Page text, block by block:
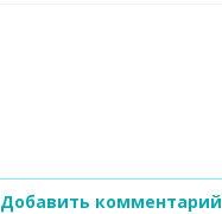
Добавить комментарий